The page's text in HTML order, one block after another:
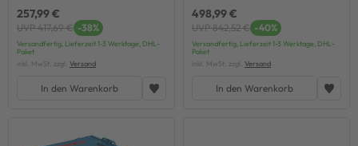
257,99 €
UVP 417,69 € -38%
Versandfertig, Lieferzeit 1-3 Werktage, DHL-
Paket
inkl. MwSt. zzgl. Versand
In den Warenkorb
498,99 €
UVP 842,52 € -40%
Versandfertig, Lieferzeit 1-3 Werktage, DHL-
Paket
inkl. MwSt. zzgl. Versand
In den Warenkorb